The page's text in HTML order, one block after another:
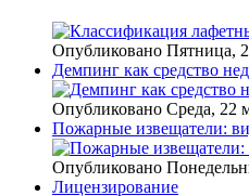
Опубликовано Пятница,
Демпинг как средство
Опубликовано Среда, 22
Пожарные извещатели:
Опубликовано
Лицензирование